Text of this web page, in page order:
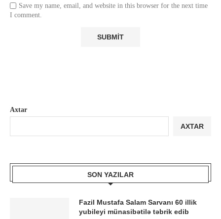
Save my name, email, and website in this browser for the next time
I comment.
Axtar
AXTAR
SON YAZILAR
Fazil Mustafa Salam Sarvanı 60 illik
yubileyi münasibətilə təbrik edib